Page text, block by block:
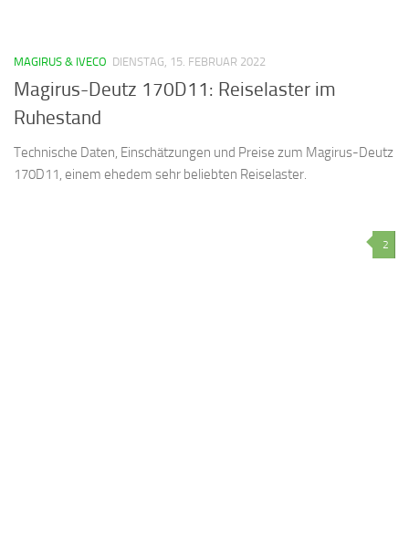
MAGIRUS & IVECO DIENSTAG, 15. FEBRUAR 2022
Magirus-Deutz 170D11: Reiselaster im
Ruhestand
Technische Daten, Einschätzungen und Preise zum Magirus-Deutz
170D11, einem ehedem sehr beliebten Reiselaster.
2